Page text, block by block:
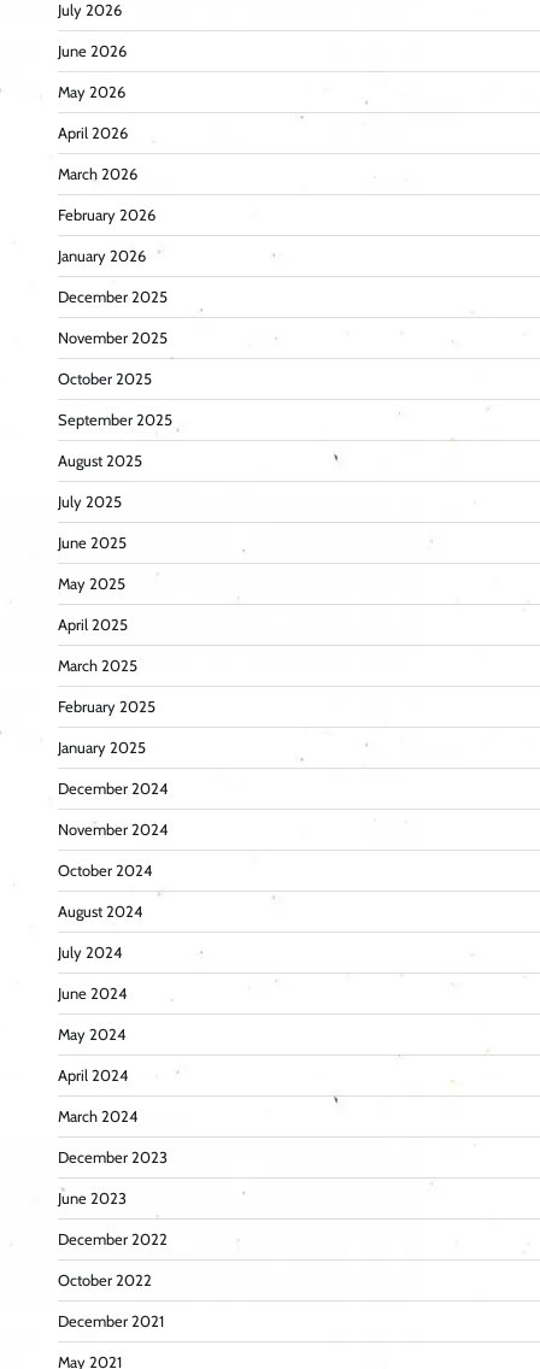
July 2026
June 2026
May 2026
April 2026
March 2026
February 2026
January 2026
December 2025
November 2025
October 2025
September 2025
August 2025
July 2025
June 2025
May 2025
April 2025
March 2025
February 2025
January 2025
December 2024
November 2024
October 2024
August 2024
July 2024
June 2024
May 2024
April 2024
March 2024
December 2023
June 2023
December 2022
October 2022
December 2021
May 2021